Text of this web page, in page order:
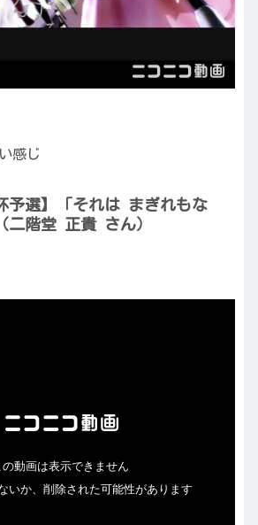
感じ
杯予選】「それは まぎれもな
二階堂 正貴 さん）